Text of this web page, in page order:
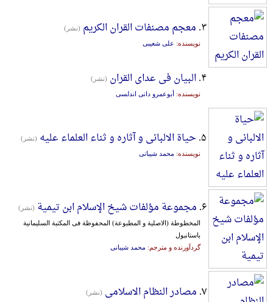
۳. معجم مصنفات القران الکریم (نشر)
نویسنده: علی شعیبی
۴. البیان فی عدای القران (نشر)
نویسنده: أبوعمرو دانی اندلسی
۵. حیاة الالبانی و آثاره و ثناء العلماء علیه (نشر)
نویسنده: محمد شیبانی
۶. مجموعة مؤلفات شیخ الإسلام ابن تیمیة (نشر)
المخطوطة (الاصلیة و المطبوعة) المحفوظة فی المکتبة السلیمانیة
باستانبول
گردآورنده و مترجم: محمد شیبانی
۷. مصادر النظام الاسلامی (نشر)